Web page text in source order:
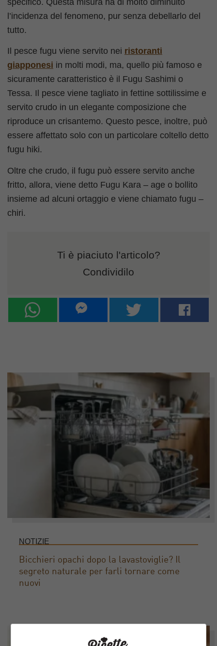
l’incidenza del fenomeno, pur senza debellarlo del
tutto.
Il pesce fugu viene servito nei ristoranti
giapponesi in molti modi, ma, quello più famoso e
sicuramente caratteristico è il Fugu Sashimi o
Tessa. Il pesce viene tagliato in fettine sottilissime e
servito crudo in un elegante composizione che
riproduce un crisantemo. Questo pesce, inoltre, può
essere affettato solo con un particolare coltello detto
fugu hiki.
Oltre che crudo, il fugu può essere servito anche
fritto, allora, viene detto Fugu Kara – age o bollito
insieme ad alcuni ortaggio e viene chiamato fugu –
chiri.
Ti è piaciuto l'articolo?
Condividilo
NOTIZIE
Bicchieri opachi dopo la lavastoviglie? Il
segreto naturale per farli tornare come
nuovi